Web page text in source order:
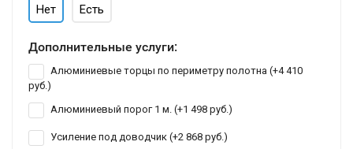
Нет Есть
Дополнительные услуги:
Алюминиевые торцы по периметру полотна (+4 410
руб.)
Алюминиевый порог 1 м. (+1 498 руб.)
Усиление под доводчик (+2 868 руб.)